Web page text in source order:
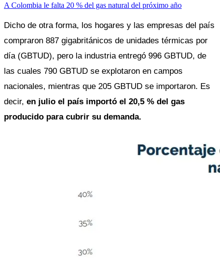
A Colombia le falta 20 % del gas natural del próximo año
Dicho de otra forma, los hogares y las empresas del país
compraron 887 gigabritánicos de unidades térmicas por
día (GBTUD), pero la industria entregó 996 GBTUD, de
las cuales 790 GBTUD se explotaron en campos
nacionales, mientras que 205 GBTUD se importaron. Es
decir, en julio el país importó el 20,5 % del gas
producido para cubrir su demanda.